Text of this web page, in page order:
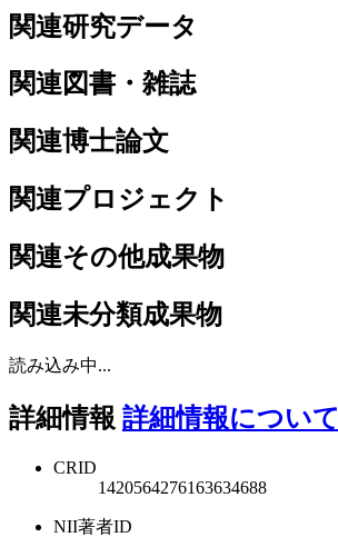
関連研究データ
関連図書・雑誌
関連博士論文
関連プロジェクト
関連その他成果物
関連未分類成果物
読み込み中...
詳細情報 詳細情報について
CRID
1420564276163634688
NII著者ID